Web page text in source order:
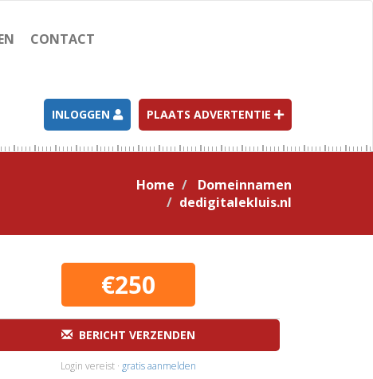
CONTACT
INLOGGEN PLAATS ADVERTENTIE
Home
Domeinnamen
dedigitalekluis.nl
€250
BERICHT VERZENDEN
Login vereist · gratis aanmelden